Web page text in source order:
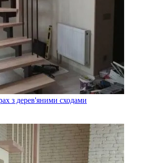
з дерев'яними сходами